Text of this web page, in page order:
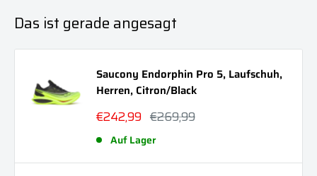
Das ist gerade angesagt
Saucony Endorphin Pro 5, Laufschuh,
Herren, Citron/Black
Sonderpreis
€242,99 Normalpreis
€269,99
Auf Lager